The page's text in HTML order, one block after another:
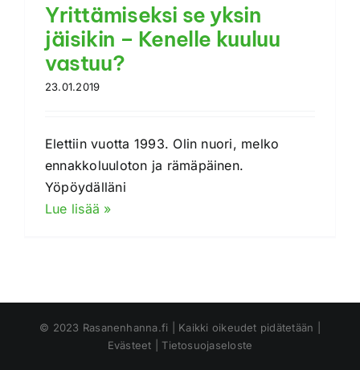
Yrittämiseksi se yksin
jäisikin – Kenelle kuuluu
vastuu?
23.01.2019
Elettiin vuotta 1993. Olin nuori, melko
ennakkoluuloton ja rämäpäinen.
Yöpöydälläni
Lue lisää »
© 2023 Rasanenhanna.fi | Kaikki oikeudet pidätetään |
Evästeet
Tietosuojaseloste